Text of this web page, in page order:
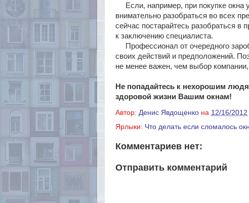
Если, например, при покупке окна
внимательно разобраться во всех
сейчас постарайтесь разобраться в
к заключению специалиста.
Профессионал от очередного
своих действий и предположений.
не менее важен, чем выбор компании,
Не попадайтесь к нехорошим
здоровой жизни Вашим окнам!
Автор: Денис Явдощенко на 12/16/2012
Ярлыки: Что делать если сломалось
Комментариев нет:
Отправить комментарий